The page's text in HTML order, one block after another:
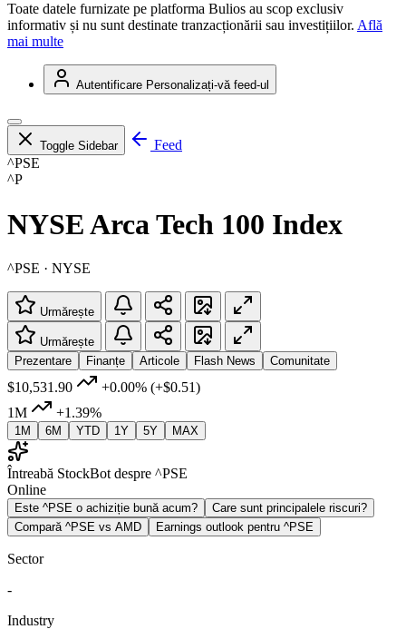
Toate datele furnizate pe platforma Bulios au scop exclusiv
informativ și nu sunt destinate tranzacționării sau investițiilor. Află
mai multe
Autentificare Personalizați-vă feed-ul
Toggle Sidebar
Feed
^PSE
^P
NYSE Arca Tech 100 Index
^PSE · NYSE
Urmărește
Urmărește
Prezentare
Finanțe Articole Flash News Comunitate
$10,531.90 +0.00% (+$0.51)
1M
+1.39%
1M 6M YTD 1Y 5Y MAX
Întreabă StockBot despre ^PSE
Online
Este ^PSE o achiziție bună acum?
Care sunt principalele riscuri?
Compară ^PSE vs AMD
Earnings outlook pentru ^PSE
Sector
-
Industry